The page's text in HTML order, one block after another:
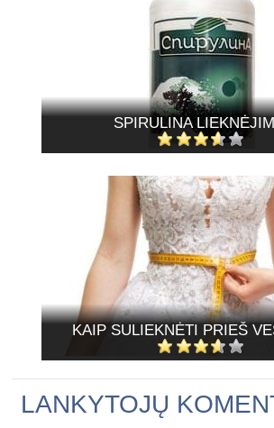
SPIRULINA
KAIP SULIEKNĖTI PRIEŠ
LANKYTOJŲ